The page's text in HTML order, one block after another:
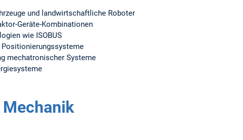
und landwirtschaftliche Roboter
Geräte-Kombinationen
wie ISOBUS
Positionierungssysteme
mechatronischer Systeme